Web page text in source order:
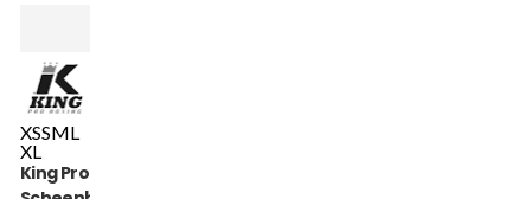
XSSML
XL
King Pro Boxing